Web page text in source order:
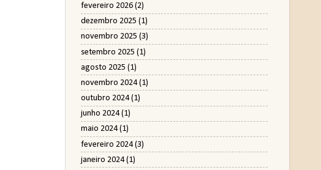
fevereiro 2026 (2)
dezembro 2025 (1)
novembro 2025 (3)
setembro 2025 (1)
agosto 2025 (1)
novembro 2024(1)
outubro 2024(1)
junho 2024(1)
maio 2024(1)
fevereiro 2024(3)
janeiro 2024(1)